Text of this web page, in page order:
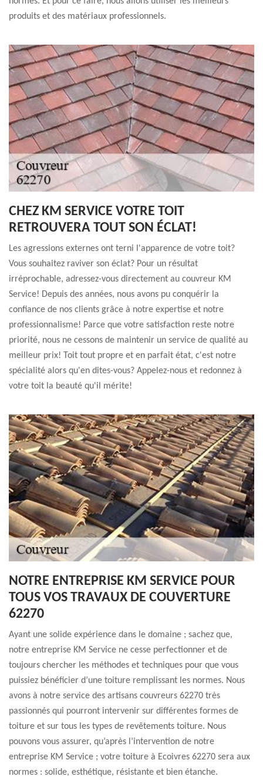
produits et des matériaux professionnels.
CHEZ KM SERVICE VOTRE TOIT
RETROUVERA TOUT SON ÉCLAT!
Les agressions externes ont terni l'apparence de votre toit?
Vous souhaitez raviver son éclat? Pour un résultat
irréprochable, adressez-vous directement au couvreur KM
Service! Depuis des années, nous avons pu conquérir la
confiance de nos clients grâce à notre expertise et notre
professionnalisme! Parce que votre satisfaction reste notre
priorité, nous ne cessons de maintenir un service de qualité au
meilleur prix! Toit tout propre et en parfait état, c'est notre
spécialité alors qu'en dites-vous? Appelez-nous et redonnez à
votre toit la beauté qu'il mérite!
NOTRE ENTREPRISE KM SERVICE POUR
TOUS VOS TRAVAUX DE COUVERTURE
62270
Ayant une solide expérience dans le domaine ; sachez que,
notre entreprise KM Service ne cesse perfectionner et de
toujours chercher les méthodes et techniques pour que vous
puissiez bénéficier d’une toiture remplissant les normes. Nous
avons à notre service des artisans couvreurs 62270 très
passionnés qui pourront intervenir sur différentes formes de
toiture et sur tous les types de revêtements toiture. Nous
pouvons vous assurer, qu’après l’intervention de notre
entreprise KM Service ; votre toiture à Ecoivres 62270 sera aux
normes : solide, esthétique, résistante et bien étanche.